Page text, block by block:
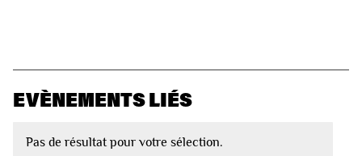
EVÈNEMENTS LIÉS
Pas de résultat pour votre sélection.